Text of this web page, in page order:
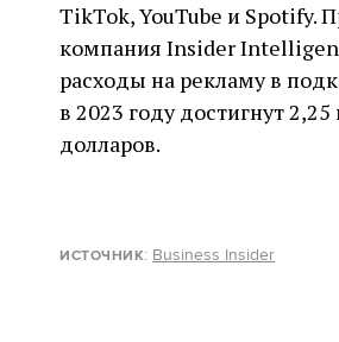
TikTok, YouTube и Spotify.
компания Insider
расходы на рекламу в
в 2023 году достигнут
долларов.
ИСТОЧНИК: Business Insider